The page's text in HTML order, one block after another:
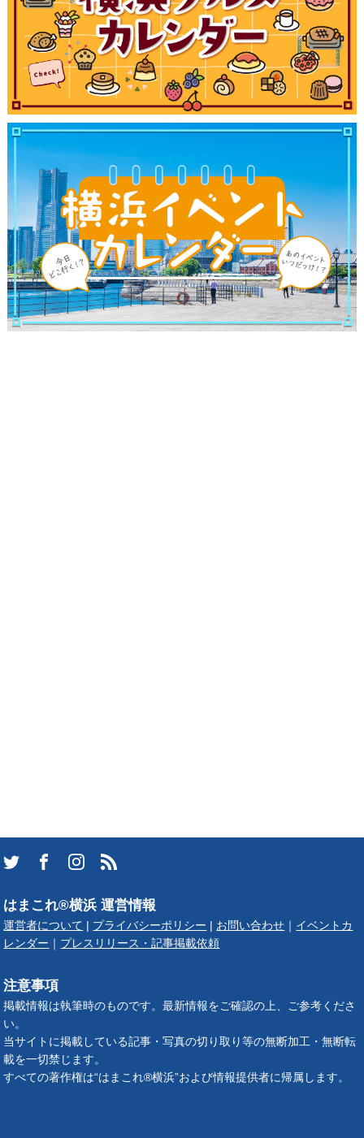
ブログ記事
サイトについて
はまこれ®横浜 運営情報
運営者について | プライバシーポリシー | お問い合わせ ｜ イベントカ
レンダー ｜ プレスリリース・記事掲載依頼
注意事項
掲載情報は執筆時のものです。最新情報をご確認の上、ご参考くださ
い。
当サイトに掲載している記事・写真の切り取り等の無断加工・無断転
載を一切禁じます。
すべての著作権は“はまこれ®横浜”および情報提供者に帰属します。